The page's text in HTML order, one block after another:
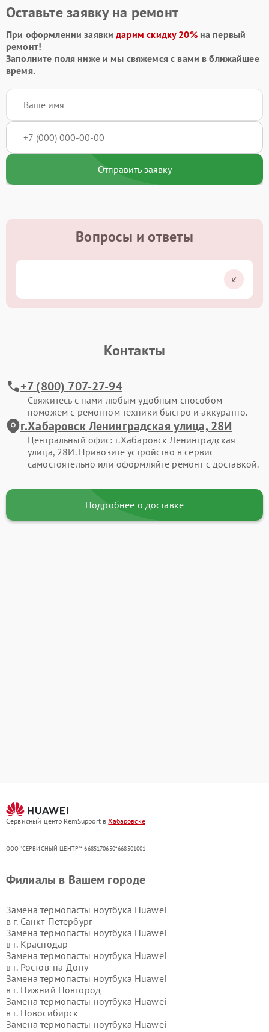
Оставьте заявку на ремонт
При оформлении заявкидарим скидку 20%на первый
ремонт!
Заполните поля ниже и мы свяжемся с вами в ближайшее
время.
Отправить заявку
Вопросы и ответы
Контакты
+7 (800) 707-27-94
Свяжитесь с нами любым удобным способом —
поможем с ремонтом техники быстро и аккуратно.
г.Хабаровск Ленинградская улица, 28И
Центральный офис: г.Хабаровск Ленинградская
улица, 28И. Привозите устройство в сервис
самостоятельно или оформляйте ремонт с доставкой.
Подробнее о доставке
Сервисный центр RemSupport вХабаровске
ООО "СЕРВИСНЫЙ ЦЕНТР"* 6685170650*668501001
Филиалы в Вашем городе
Замена термопасты ноутбука Huawei
в г. Санкт-Петербург
Замена термопасты ноутбука Huawei
в г. Краснодар
Замена термопасты ноутбука Huawei
в г. Ростов-на-Дону
Замена термопасты ноутбука Huawei
в г. Нижний Новгород
Замена термопасты ноутбука Huawei
в г. Новосибирск
Замена термопасты ноутбука Huawei